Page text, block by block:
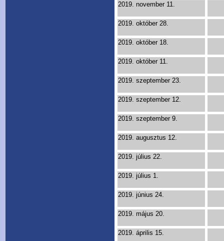
2019. november 11.
2019. október 28.
2019. október 18.
2019. október 11.
2019. szeptember 23.
2019. szeptember 12.
2019. szeptember 9.
2019. augusztus 12.
2019. július 22.
2019. július 1.
2019. június 24.
2019. május 20.
2019. április 15.